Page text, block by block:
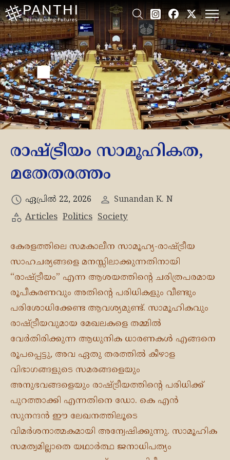
രാഷ്ട്രീയം സാമൂഹികത,
മതേതരത്തം
ഏപ്രിൽ 22, 2026 Sunandan K. N
Articles Politics Society
കേരളത്തിലെ സമകാലീന സാമൂഹ്യ-രാഷ്ട്രീയ
സാഹചര്യങ്ങളെ മനസ്സിലാക്കുന്നതിനായി
“രാഷ്ട്രീയം” എന്ന ആശയത്തിന്റെ ചരിത്രപരമായ
രൂപീകരണവും അതിന്റെ പരിധികളും വീണ്ടും
പരിശോധിക്കേണ്ട ആവശ്യമുണ്ട്. സാമൂഹികവും
രാഷ്ട്രീയവുമായ മേഖലകളെ തമ്മിൽ
വേർതിരിക്കുന്ന ആധുനിക ധാരണകൾ എങ്ങനെ
രൂപപ്പെട്ടു, അവ ഏതു തരത്തിൽ കീഴാള
വിഭാഗങ്ങളുടെ സമരങ്ങളെയും
അനുഭവങ്ങളെയും രാഷ്ട്രീയത്തിന്റെ പരിധിക്ക്
പുറത്താക്കി എന്നതിനെ ഡോ. കെ എന്‍
സുനന്ദന്‍ ഈ ലേഖനത്തിലൂടെ
വിമർശനാത്മകമായി അന്വേഷിക്കുന്നു. സാമൂഹിക
സമത്വമില്ലാതെ യഥാർത്ഥ ജനാധിപത്യം